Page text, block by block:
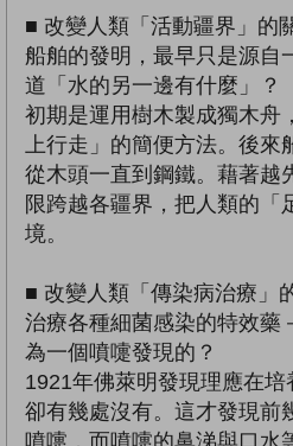
■ 改變人類「活動疆界」的
船舶的發明，最早只是源自
道「水的另一邊有什麼」？
初期是運用樹木製成獨木舟
上行走」的簡便方法。後來
從木頭一直到鋼鐵。藉著越
限跨越各疆界，把人類的「
境。
■ 改變人類「傳染病治療」
治療各種細菌感染的特效藥
為一個噴嚏發現的？
1921年佛萊明發現理應在培
卻有幾處沒有。這才發現前